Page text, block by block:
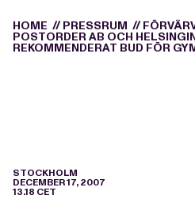
HOME // PRESSRUM //
POSTORDER AB OCH
REKOMMENDERAT BUD FÖR
STOCKHOLM
DECEMBER 17, 2007
13.18 CET